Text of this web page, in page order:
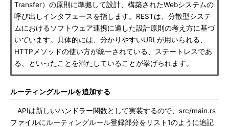
Transfer）の原則に準拠して設計、構築されたWebシステムの
呼び出しインタフェースを指します。RESTは、分散型システ
ムにおけるソフトウェア連携に適した設計原則の考え方に基づ
いています。具体的には、分かりやすいURLが用いられる、
HTTPメソッドの使い方が統一されている、ステートレスであ
る、といったことを満たしていることが挙げられます。
ルーティングルールを追加する
APIは新しいハンドラー関数として実装するので、src/main.rs
ファイルにルーティングルール登録部分をリスト1のように追記